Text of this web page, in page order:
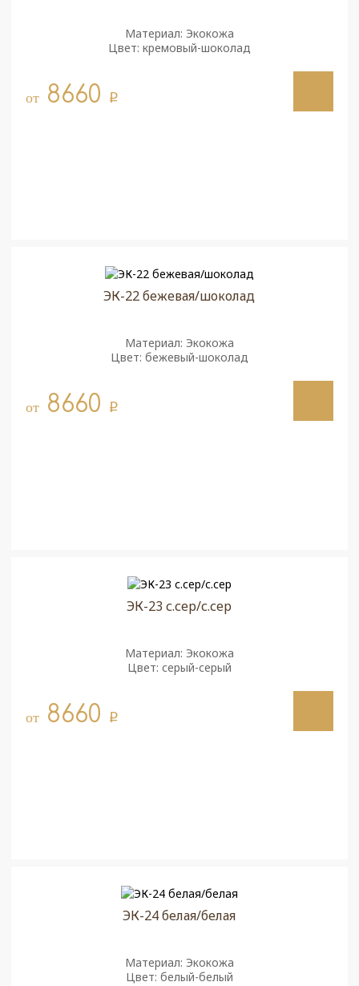
Материал: Экокожа
Цвет: кремовый-шоколад
от8660 q
ЭК-22 бежевая/шоколад
Материал: Экокожа
Цвет: бежевый-шоколад
от8660 q
ЭК-23 с.сер/с.сер
Материал: Экокожа
Цвет: серый-серый
от8660 q
ЭК-24 белая/белая
Материал: Экокожа
Цвет: белый-белый